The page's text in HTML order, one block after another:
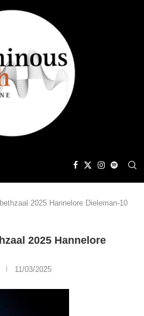
2025 Hannelore Dieleman-10
2025 Hannelore
11/03/2025